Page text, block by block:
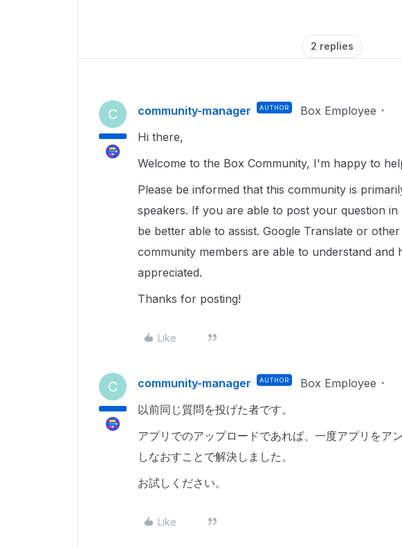
2 replies
C community-manager AUTHOR Box Employee
Hi there,
Welcome to the Box Community, I'm happy to
Please be informed that this community is
speakers. If you are able to post your question
be better able to assist. Google Translate or
community members are able to understand and
appreciated.
Thanks for posting!
Like
C community-manager AUTHOR Box Employee
以前同じ質問を投げた者です。
アプリでのアップロードであれば、一度アプリをア
しなおすことで解決しました。
お試しください。
Like